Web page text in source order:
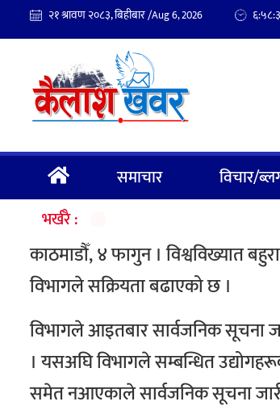
२१ श्रावण २०८३, बिहीबार /Aug 6, 2026
समाचार विचार/
भर्खरै :
काठमाडौँ, ४ फागुन । विश्वविख्यात
विभागले सक्रियता बढाएको छ ।
विभागले आइतबार सार्वजनिक सूचना
।यसअघि विभागले सम्बन्धित
समेत नआएकाले सार्वजनिक सूचना